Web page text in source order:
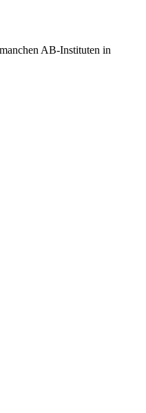
AB-Instituten in